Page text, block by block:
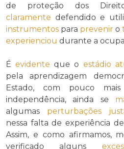
de proteção dos
claramente defendido e
instrumentos para prevenir o
experienciou durante a
Éevidente que o estádio
pela aprendizagem
Estado, com pouco
independência, ainda se
algumas perturbações
nessa falta de experiência
Assim, e como afirmamos,
verificado alguns